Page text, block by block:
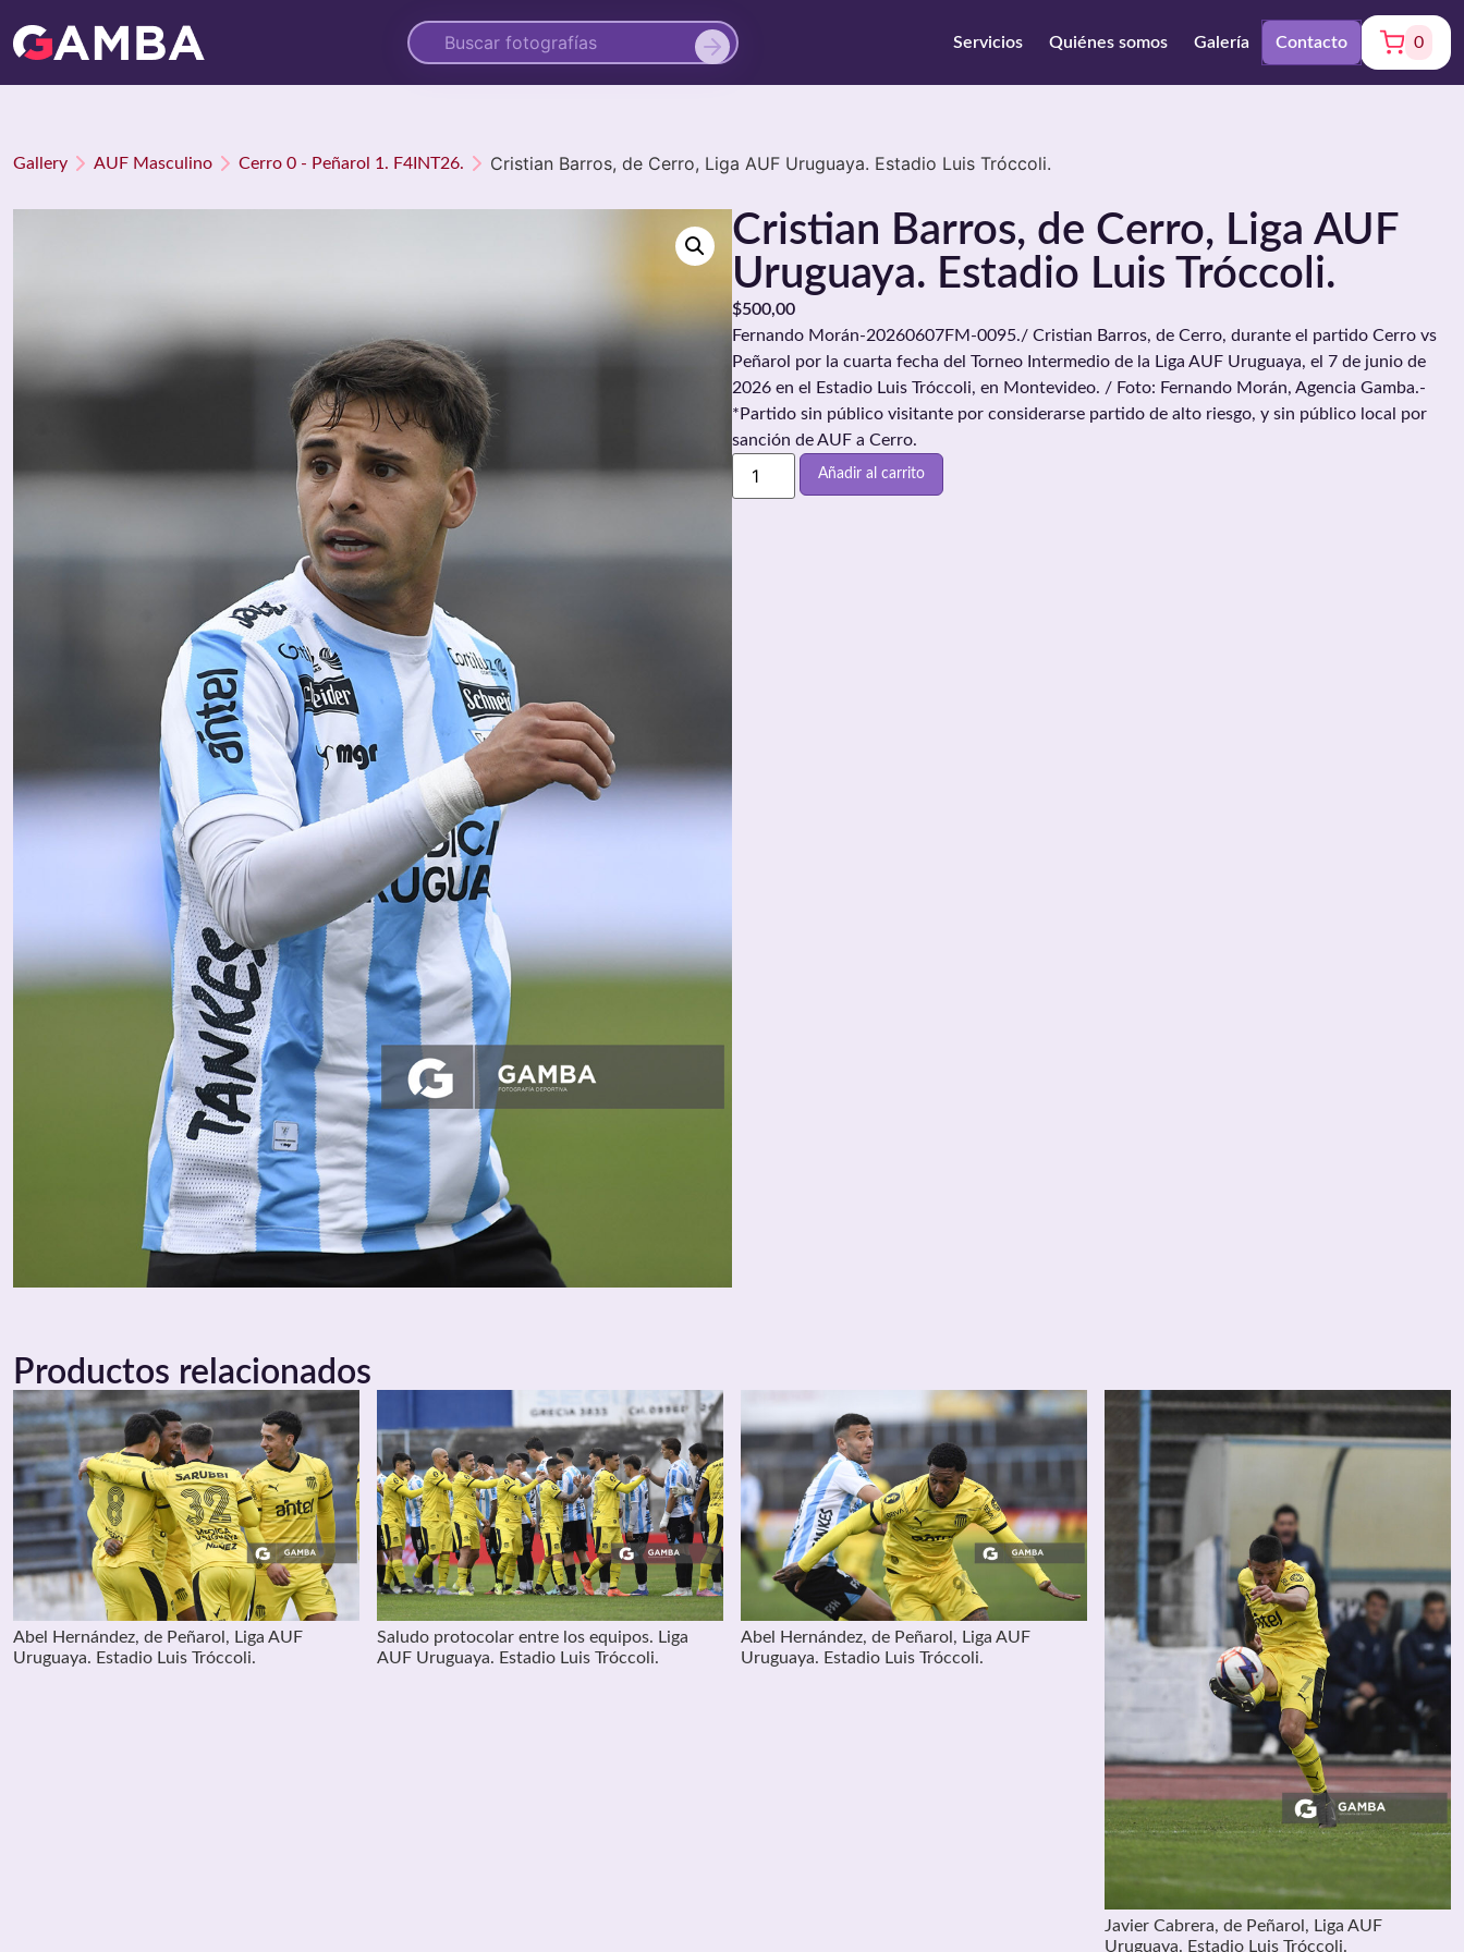
Servicios Quiénes somos Galería Contacto 0
Gallery AUF Masculino Cerro 0 - Peñarol 1. F4INT26. Cristian Barros, de Cerro, Liga AUF Uruguaya. Estadio Luis Tróccoli.
Cristian Barros, de Cerro, Liga AUF
Uruguaya. Estadio Luis Tróccoli.
$500,00
Fernando Morán-20260607FM-0095./ Cristian Barros, de Cerro, durante el partido Cerro vs
Peñarol por la cuarta fecha del Torneo Intermedio de la Liga AUF Uruguaya, el 7 de junio de
2026 en el Estadio Luis Tróccoli, en Montevideo. / Foto: Fernando Morán, Agencia Gamba.-
*Partido sin público visitante por considerarse partido de alto riesgo, y sin público local por
sanción de AUF a Cerro.
Añadir al carrito
Productos relacionados
Abel Hernández, de Peñarol, Liga AUF
Uruguaya. Estadio Luis Tróccoli.
Saludo protocolar entre los equipos. Liga
AUF Uruguaya. Estadio Luis Tróccoli.
Abel Hernández, de Peñarol, Liga AUF
Uruguaya. Estadio Luis Tróccoli.
Javier Cabrera, de Peñarol, Liga AUF
Uruguaya. Estadio Luis Tróccoli.